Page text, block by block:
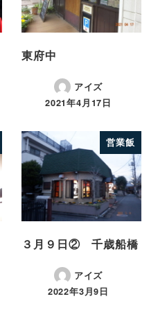
東府中
アイズ
2021年4月17日
営業飯
３月９日② 千歳船橋
アイズ
2022年3月9日